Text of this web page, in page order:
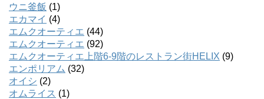
ウニ釜飯 (1)
エカマイ (4)
エムクオーティエ (44)
エムクオーティエ (92)
エムクオーティエ上階6-9階のレストラン街HELIX (9)
エンポリアム (32)
オイシ (2)
オムライス (1)